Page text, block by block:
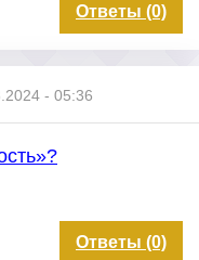
Ответы (0)
- 05:36
Ответы (0)